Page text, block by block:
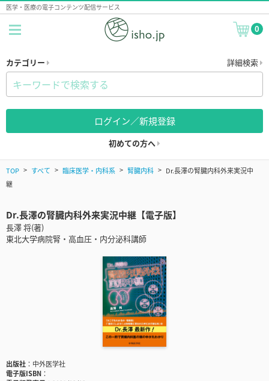
医学・医療の電子コンテンツ配信サービス
0
カテゴリー 詳細検索
ログイン／新規登録
初めての方へ
TOP すべて 臨床医学・内科系 腎臓内科
Dr.長澤の腎臓内科外来実況中
継
Dr.長澤の腎臓内科外来実況中継【電子版】
長澤 将(著)
東北大学病院腎・高血圧・内分泌科講師
出版社
中外医学社
電子版ISBN